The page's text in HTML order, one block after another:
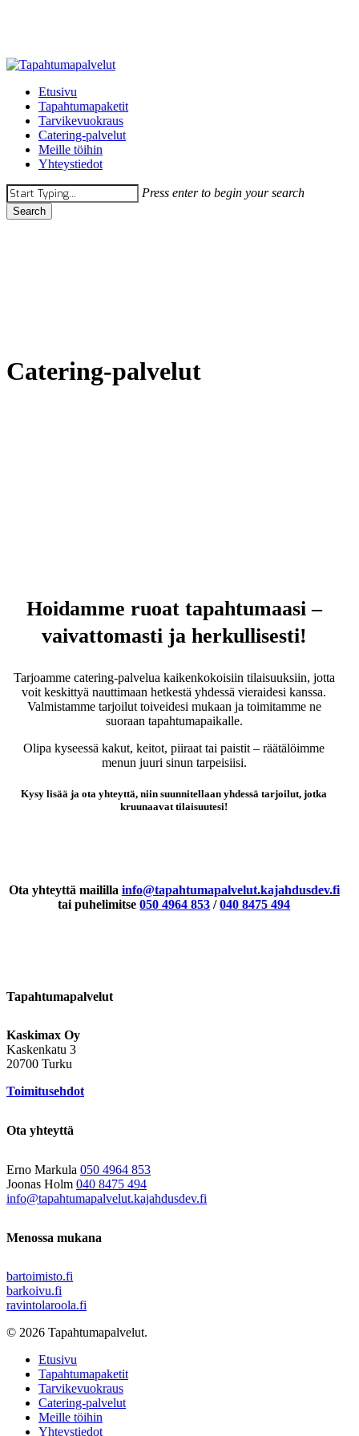
content
Menu
Etusivu
Tapahtumapaketit
Tarvikevuokraus
Catering-palvelut
Meille töihin
Yhteystiedot
Press enter to begin your search
Search
Catering-palvelut
Hoidamme ruoat tapahtumaasi –
vaivattomasti ja herkullisesti!
Tarjoamme catering-palvelua kaikenkokoisiin tilaisuuksiin, jotta
voit keskittyä nauttimaan hetkestä yhdessä vieraidesi kanssa.
Valmistamme tarjoilut toiveidesi mukaan ja toimitamme ne
suoraan tapahtumapaikalle.
Olipa kyseessä kakut, keitot, piiraat tai paistit – räätälöimme
menun juuri sinun tarpeisiisi.
Kysy lisää ja ota yhteyttä, niin suunnitellaan yhdessä tarjoilut, jotka
kruunaavat tilaisuutesi!
Ota yhteyttä maililla info@tapahtumapalvelut.kajahdusdev.fi
tai puhelimitse050 4964 853 /040 8475 494
Tapahtumapalvelut
Kaskimax Oy
Kaskenkatu 3
20700 Turku
Toimitusehdot
Ota yhteyttä
Erno Markula 050 4964 853
Joonas Holm 040 8475 494
info@tapahtumapalvelut.kajahdusdev.fi
Menossa mukana
bartoimisto.fi
barkoivu.fi
ravintolaroola.fi
© 2026 Tapahtumapalvelut.
Close
Menu
Etusivu
Tapahtumapaketit
Tarvikevuokraus
Catering-palvelut
Meille töihin
Yhteystiedot